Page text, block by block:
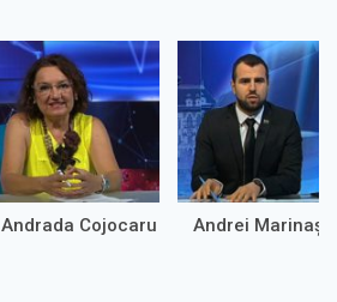
Andrada Cojocaru Andrei Marinaș